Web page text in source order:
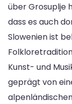
über Grosuplje
dass es auch
Slowenien ist
Kunst- und
geprägt von